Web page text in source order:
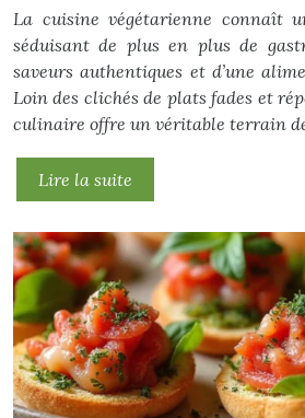
La cuisine végétarienne connaît
séduisant de plus en plus de
saveurs authentiques et d’une
Loin des clichés de plats fades et
culinaire offre un véritable terrain
Lire la suite